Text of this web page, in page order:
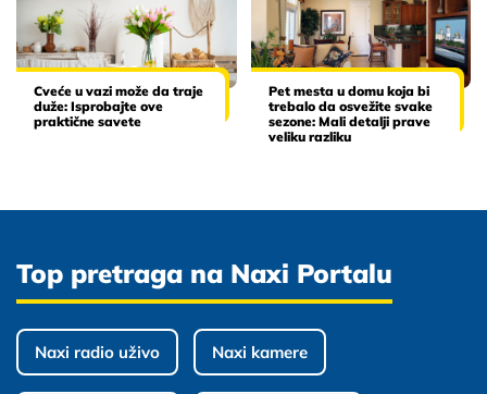
Cveće u vazi može da traje
duže: Isprobajte ove
praktične savete
Pet mesta u domu koja bi
trebalo da osvežite svake
sezone: Mali detalji prave
veliku razliku
Top pretraga na Naxi Portalu
Naxi radio uživo Naxi kamere